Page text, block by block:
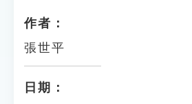
作者：
張世平
日期：